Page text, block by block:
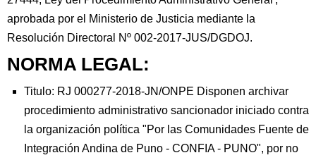
aprobada por el Ministerio de Justicia mediante la
Resolución Directoral Nº 002-2017-JUS/DGDOJ.
NORMA LEGAL:
Titulo: RJ 000277-2018-JN/ONPE Disponen archivar
procedimiento administrativo sancionador iniciado contra
la organización política "Por las Comunidades Fuente de
Integración Andina de Puno - CONFIA - PUNO", por no